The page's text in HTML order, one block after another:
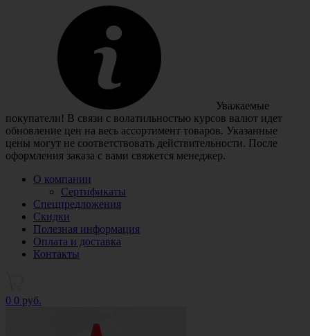
Уважаемые
покупатели! В связи с волатильностью курсов валют идет
обновление цен на весь ассортимент товаров. Указанные
цены могут не соответствовать действительности. После
оформления заказа с вами свяжется менеджер.
О компании
Сертификаты
Спецпредложения
Скидки
Полезная информация
Оплата и доставка
Контакты
0 0 руб.